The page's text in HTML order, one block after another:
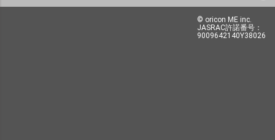
© oricon ME inc.
JASRAC許諾番号：
9009642140Y38026